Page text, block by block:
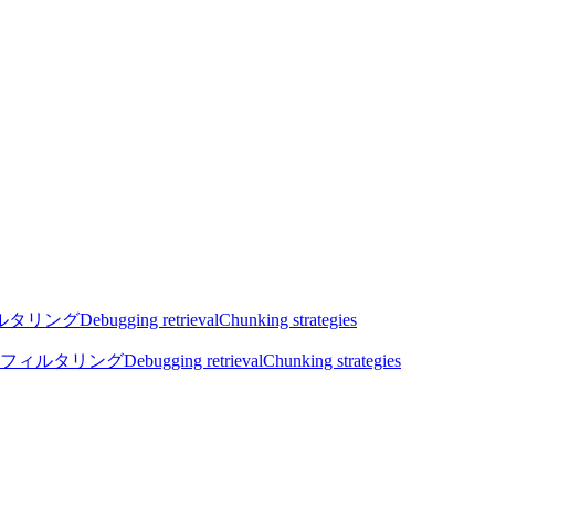
タリングDebugging retrievalChunking strategies
ィルタリングDebugging retrievalChunking strategies